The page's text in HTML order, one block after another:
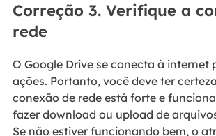
Correção 3. Verifique a
rede
O Google Drive se conecta à internet
ações. Portanto, você deve ter
conexão de rede está forte e
fazer download ou upload de
Se não estiver funcionando bem, o